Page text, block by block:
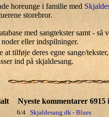
horeunge i familie med
storebror.
med sangtekster samt - så
eller indspilninger.
tilføje deres egne sange/
ind på skjaldesang.
Nyeste kommentarer 6915
6/4 Skjaldesang dk - Blues